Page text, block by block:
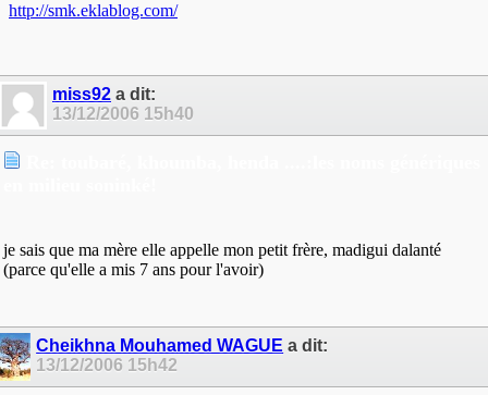
http://smk.eklablog.com/
miss92 a dit:
13/12/2006 15h40
je sais que ma mère elle appelle mon petit frère, madigui dalanté
(parce qu'elle a mis 7 ans pour l'avoir)
Cheikhna Mouhamed WAGUE a dit:
13/12/2006 15h42